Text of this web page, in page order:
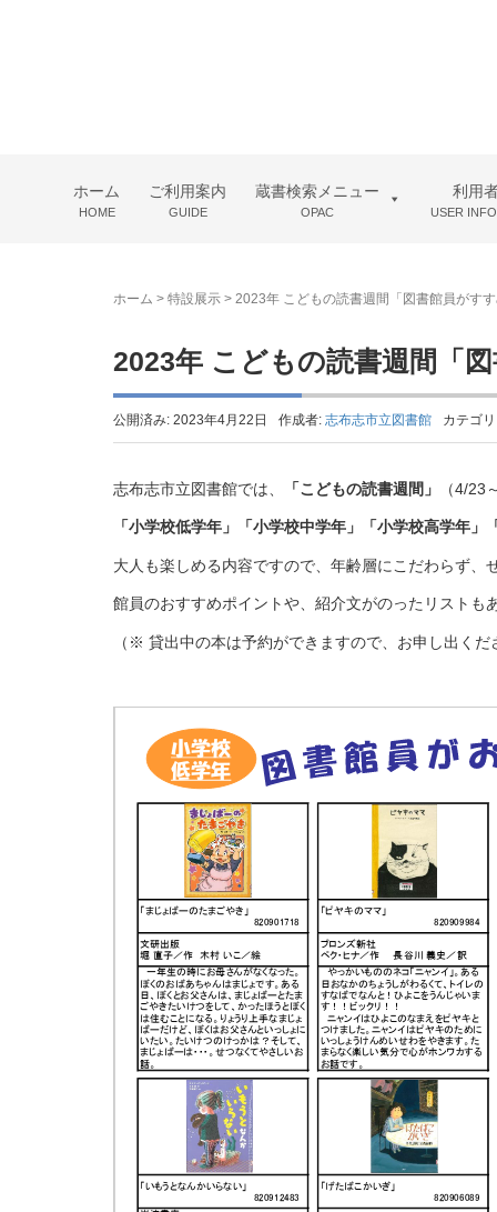
ホーム
HOME
ご利用案内
GUIDE
蔵書検索メニュー
OPAC
利用
USER
ホーム > 特設展示 > 2023年 こどもの読書週間「図書館員がす
2023年 こどもの読書週間「
公開済み: 2023年4月22日 作成者: 志布志市立図書館 カテゴ
志布志市立図書館では、 「こどもの読書週間」 （4/23
「小学校低学年」「小学校中学年」「小学校高学年」
大人も楽しめる内容ですので、年齢層にこだわらず、
館員のおすすめポイントや、紹介文がのったリストも
（※ 貸出中の本は予約ができますので、お申し出くだ